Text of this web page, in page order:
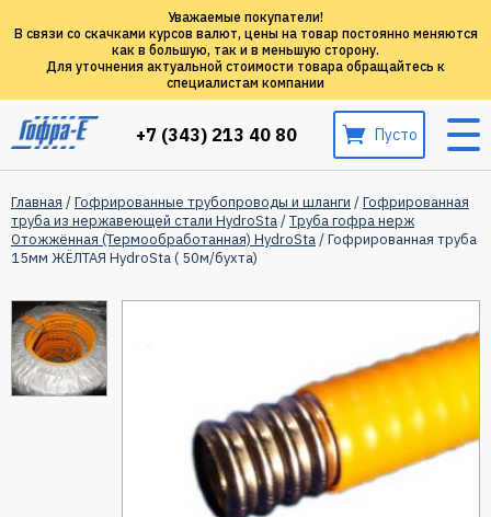
Уважаемые покупатели!
В связи со скачками курсов валют, цены на товар постоянно меняются
как в большую, так и в меньшую сторону.
Для уточнения актуальной стоимости товара обращайтесь к
специалистам компании
+7 (343) 213 40 80 Пусто
Главная /Гофрированные трубопроводы и шланги /Гофрированная
труба из нержавеющей стали HydroSta/Tруба гофра нерж
Отожжённая (Термообработанная) HydroSta/ Гофрированная труба
15мм ЖЁЛТАЯ HydroSta ( 50м/бухта)